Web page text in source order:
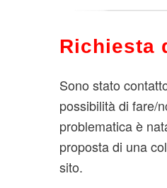
Richiesta
Sono stato
possibilità di fare/
problematica è
proposta di una
sito.